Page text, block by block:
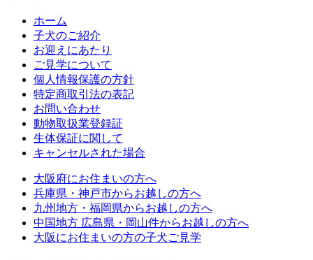
ホーム
子犬のご紹介
お迎えにあたり
ご見学について
個人情報保護の方針
特定商取引法の表記
お問い合わせ
動物取扱業登録証
生体保証に関して
キャンセルされた場合
大阪府にお住まいの方へ
兵庫県・神戸市からお越しの方へ
九州地方・福岡県からお越しの方へ
中国地方 広島県・岡山件からお越しの方へ
大阪にお住まいの方の子犬ご見学